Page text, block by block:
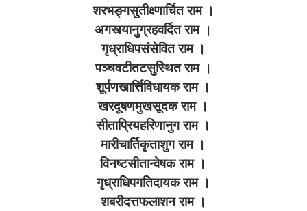
शरभङ्गसुतीक्ष्णार्चित राम ।
अगस्त्यानुग्रहवर्दित राम ।
गृध्राधिपसंसेवित राम ।
पञ्चवटीतटसुस्थित राम ।
शूर्पणखार्त्तिविधायक राम ।
खरदूषणमुखसूदक राम ।
सीताप्रियहरिणानुग राम ।
मारीचार्तिकृताशुग राम ।
विनष्टसीतान्वेषक राम ।
गृध्राधिपगतिदायक राम ।
शबरीदत्तफलाशन राम ।